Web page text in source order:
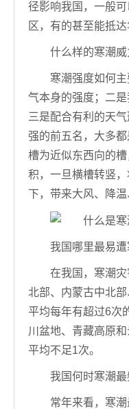
径影响我国，一般
区，有的甚至能抵达
什么样的寒潮威
寒潮强度如何
气本身的强度；二是
三是配合有利的天
强的前五名，大多
槽为近似东西向的
积，一旦横槽转竖
下，带来大风、降温
我国哪里最易遭
在我国，寒潮
北部、内蒙古中北部
平均每年有超过6次
川盆地、青藏高原
平均不足1次。
我国何时寒潮最
常年来看，寒